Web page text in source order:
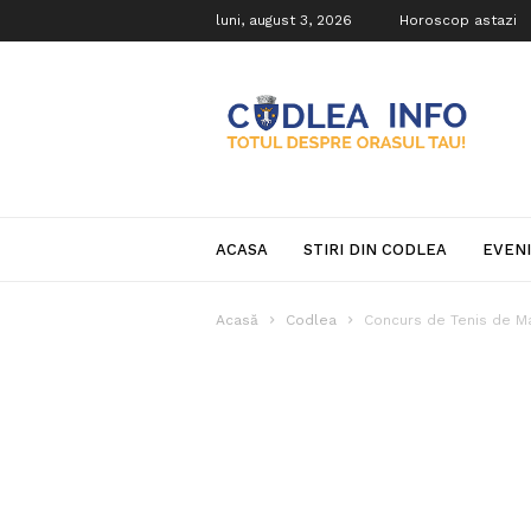
luni, august 3, 2026 Horoscop astazi
Info
ACASA STIRI DIN CODLEA
Acasă Codlea Concurs de Tenis de